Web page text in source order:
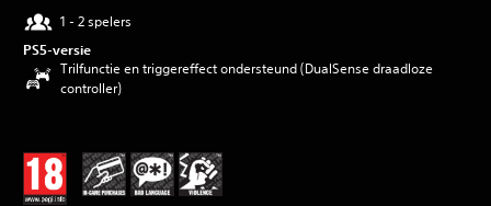
1 - 2 spelers
PS5-versie
Trilfunctie en triggereffect ondersteund (DualSense draadloze
controller)